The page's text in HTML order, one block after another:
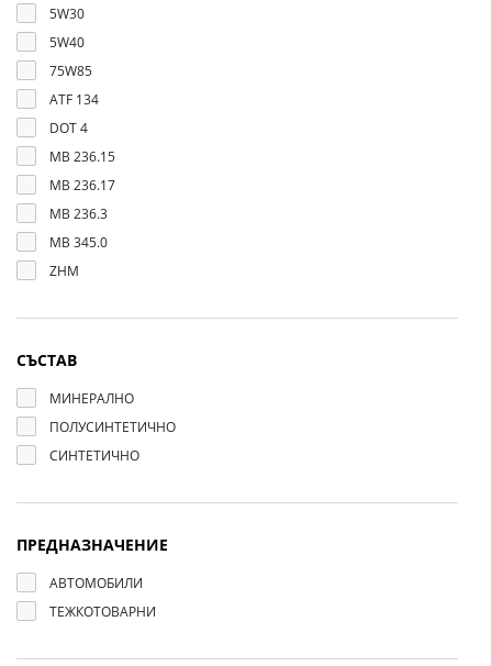
5W30
5W40
75W85
ATF 134
DOT 4
MB 236.15
MB 236.17
MB 236.3
MB 345.0
ZHM
СЪСТАВ
МИНЕРАЛНО
ПОЛУСИНТЕТИЧНО
СИНТЕТИЧНО
ПРЕДНАЗНАЧЕНИЕ
АВТОМОБИЛИ
ТЕЖКОТОВАРНИ